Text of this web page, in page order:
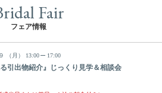
Fair
フェア情報
９ （月） 13:00 17:00
引出物紹介』じっくり見学＆相談会